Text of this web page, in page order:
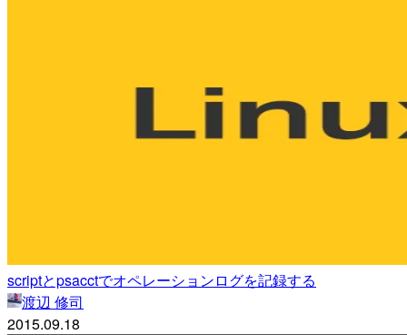
scriptとpsacctでオペレーションログを記録する
渡辺 修司
2015.09.18